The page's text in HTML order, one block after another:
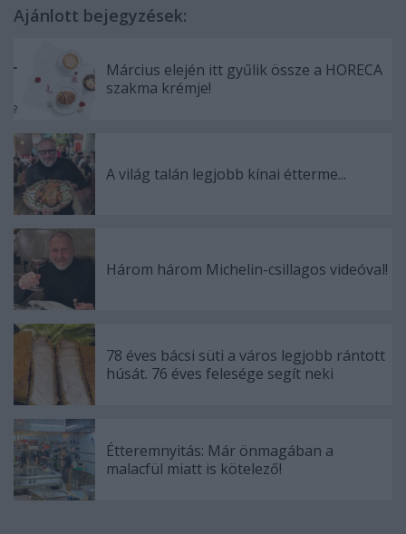
Ajánlott bejegyzések:
Március elején itt gyűlik össze a HORECA
szakma krémje!
A világ talán legjobb kínai étterme...
Három három Michelin-csillagos videóval!
78 éves bácsi süti a város legjobb rántott
húsát. 76 éves felesége segít neki
Étteremnyitás: Már önmagában a
malacfül miatt is kötelező!